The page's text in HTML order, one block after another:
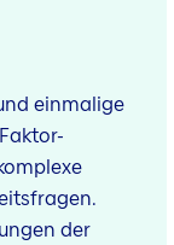
einmalige
der